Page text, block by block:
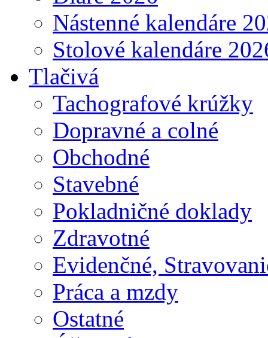
Nástenné kalendáre
Stolové kalendáre
Tlačivá
Tachografové krúžky
Dopravné a colné
Obchodné
Stavebné
Pokladničné doklady
Zdravotné
Evidenčné,
Práca a mzdy
Ostatné